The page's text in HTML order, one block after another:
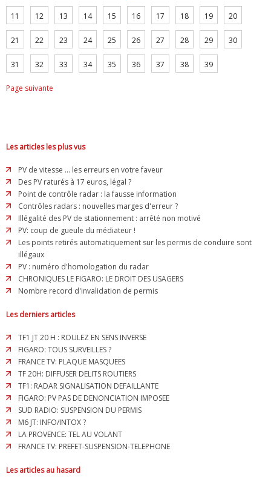
11 12 13 14 15 16 17 18 19 20
21 22 23 24 25 26 27 28 29 30
31 32 33 34 35 36 37 38 39
Page suivante
Les articles les plus vus
PV de vitesse ... les erreurs en votre faveur
Des PV raturés à 17 euros, légal ?
Point de contrôle radar : la fausse information
Contrôles radars : nouvelles marges d'erreur ?
Illégalité des PV de stationnement : arrêté non motivé
PV: coup de gueule du médiateur !
Les points retirés automatiquement sur les permis de conduire sont
illégaux
PV : numéro d'homologation du radar
CHRONIQUES LE FIGARO: LE DROIT DES USAGERS
Nombre record d'invalidation de permis
Les derniers articles
TF1 JT 20 H : ROULEZ EN SENS INVERSE
FIGARO: TOUS SURVEILLES ?
FRANCE TV: PLAQUE MASQUEES
TF 20H: DIFFUSER DELITS ROUTIERS
TF1: RADAR SIGNALISATION DEFAILLANTE
FIGARO: PV PAS DE DENONCIATION IMPOSEE
SUD RADIO: SUSPENSION DU PERMIS
M6 JT: INFO/INTOX ?
LA PROVENCE: TEL AU VOLANT
FRANCE TV: PREFET-SUSPENSION-TELEPHONE
Les articles au hasard